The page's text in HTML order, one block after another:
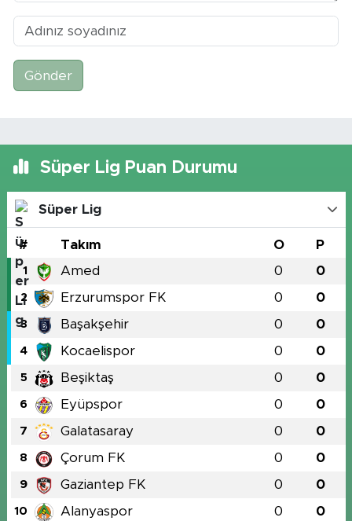
Gönder
Süper Lig Puan Durumu
Süper Lig
# Takım O P
1 Amed 0 0
2 Erzurumspor FK 0 0
3 Başakşehir 0 0
4 Kocaelispor 0 0
5 Beşiktaş 0 0
6 Eyüpspor 0 0
7 Galatasaray 0 0
8 Çorum FK 0 0
9 Gaziantep FK 0 0
10 Alanyaspor 0 0